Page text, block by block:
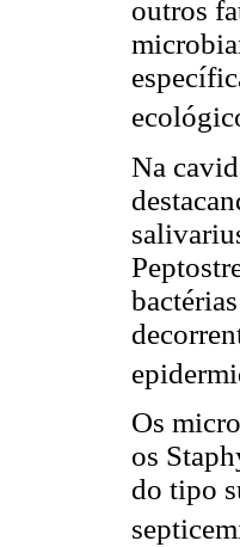
outros
Na
Os
os
do tipo